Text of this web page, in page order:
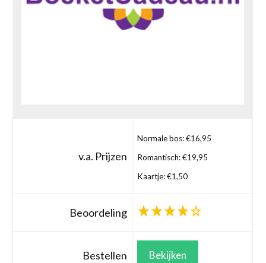
v.a. Prijzen
Normale bos: €16,95
Romantisch: €19,95
Kaartje: €1,50
Beoordeling
Bestellen Bekijken